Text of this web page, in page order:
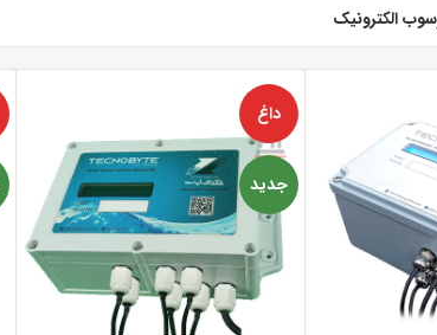
الکترونیک
داغ
جدید